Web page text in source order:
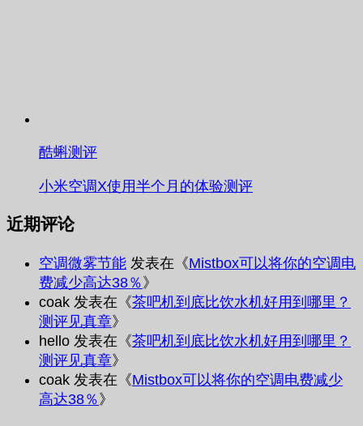
酷蝌测评
小米空调X使用半个月的体验测评
近期评论
空调微雾节能 发表在《Mistbox可以将你的空调电
费减少高达38％》
coak 发表在《茶吧机到底比饮水机好用到哪里？
测评见真章》
hello 发表在《茶吧机到底比饮水机好用到哪里？
测评见真章》
coak 发表在《Mistbox可以将你的空调电费减少
高达38％》